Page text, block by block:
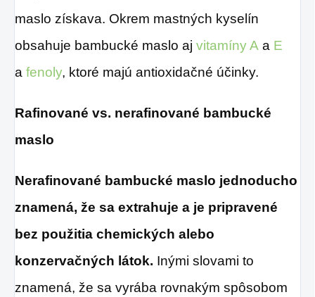
maslo získava. Okrem mastných kyselín
obsahuje bambucké maslo aj vitamíny A a E
a fenoly, ktoré majú antioxidačné účinky.
Rafinované vs. nerafinované bambucké
maslo
Nerafinované bambucké maslo jednoducho
znamená, že sa extrahuje a je pripravené
bez použitia chemických alebo
konzervačných látok. Inými slovami to
znamená, že sa vyrába rovnakým spôsobom